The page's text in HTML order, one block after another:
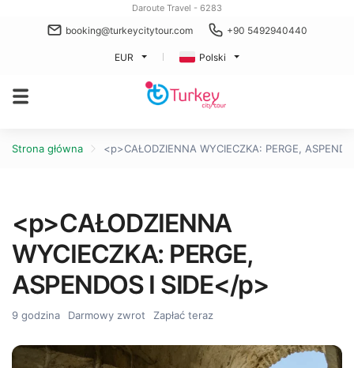
Daroute Travel - 6283
booking@turkeycitytour.com +90 5492940440
EUR Polski
Strona główna <p>CAŁODZIENNA WYCIECZKA: PERGE,
<p>CAŁODZIENNA
WYCIECZKA: PERGE,
ASPENDOS I SIDE</p>
9 godzina Darmowy zwrot Zapłać teraz